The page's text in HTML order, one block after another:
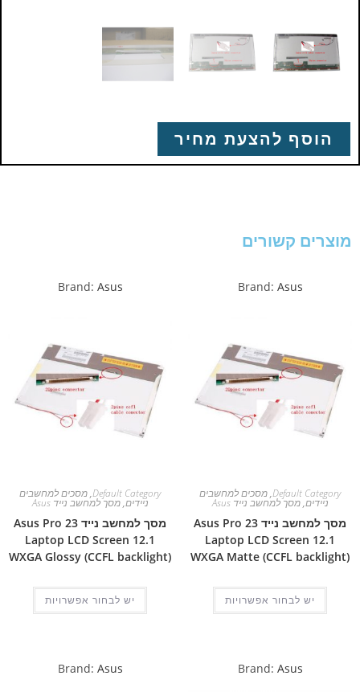
הוסף להצעת מחיר
מוצרים קשורים
Brand: Asus
Default Category
,מסכים למחשבים
ניידים,מסך למחשב נייד Asus
מסך למחשב נייד Asus Pro 23
Laptop LCD Screen 12.1
WXGA Matte (CCFL backlight)
יש לבחור אפשרויות
Brand: Asus
Default Category
,מסכים למחשבים
ניידים,מסך למחשב נייד Asus
מסך למחשב נייד Asus Pro 23
Laptop LCD Screen 12.1
WXGA Glossy (CCFL backlight)
יש לבחור אפשרויות
Brand: Asus
Brand: Asus